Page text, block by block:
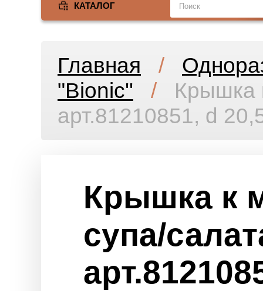
КАТАЛОГ
Главная /
"Bionic'' / Крышка
арт.81210851, d
Крышка к
супа/